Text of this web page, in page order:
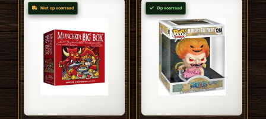
Niet op voorraad Op voorraad